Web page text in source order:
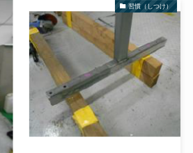
習慣（しつけ）